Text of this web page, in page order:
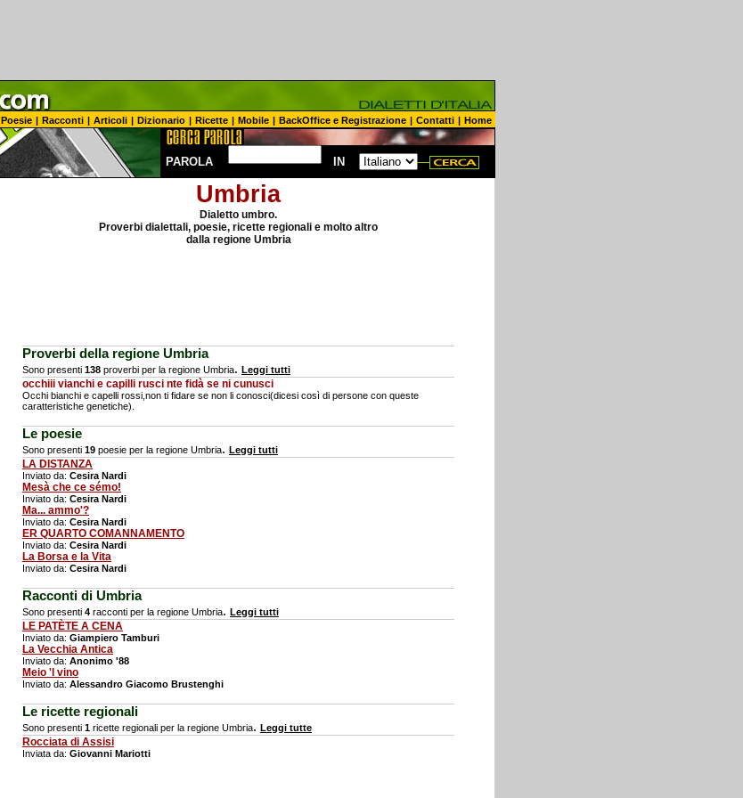
Poesie | Racconti | Articoli | Dizionario | Ricette | Mobile | BackOffice e Registrazione | Contatti | Home
PAROLA IN
Umbria
Dialetto umbro.
Proverbi dialettali, poesie, ricette regionali e molto altro
dalla regione Umbria
Proverbi della regione Umbria
Sono presenti 138 proverbi per la regione Umbria. Leggi tutti
occhiii vianchi e capilli rusci nte fidà se ni cunusci
Occhi bianchi e capelli rossi,non ti fidare se non li conosci(dicesi così di persone con queste
caratteristiche genetiche).
Le poesie
Sono presenti 19 poesie per la regione Umbria. Leggi tutti
LA DISTANZA
Inviato da: Cesira Nardi
Mesà che ce sémo!
Inviato da: Cesira Nardi
Ma... ammo'?
Inviato da: Cesira Nardi
ER QUARTO COMANNAMENTO
Inviato da: Cesira Nardi
La Borsa e la Vita
Inviato da: Cesira Nardi
Racconti di Umbria
Sono presenti 4 racconti per la regione Umbria. Leggi tutti
LE PATÈTE A CENA
Inviato da: Giampiero Tamburi
La Vecchia Antica
Inviato da: Anonimo '88
Meio 'l vino
Inviato da: Alessandro Giacomo Brustenghi
Le ricette regionali
Sono presenti 1 ricette regionali per la regione Umbria. Leggi tutte
Rocciata di Assisi
Inviata da: Giovanni Mariotti